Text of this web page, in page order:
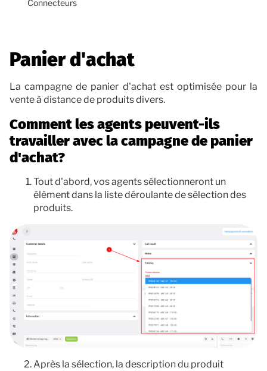
Connecteurs
Panier d'achat
La campagne de panier d'achat est optimisée pour la
vente à distance de produits divers.
Comment les agents peuvent-ils
travailler avec la campagne de panier
d'achat?
Tout d'abord, vos agents sélectionneront un
élément dans la liste déroulante de sélection des
produits.
Après la sélection, la description du produit